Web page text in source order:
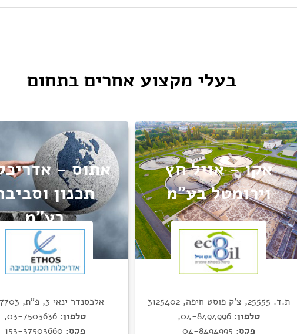
בעלי מקצוע אחרים בתחום
אקו - אויל חץ
וירומטל בע"מ
ת.ד. 25555, צ'ק פוסט חיפה, 3125402
טלפון: 04-8494996
,
פקס: 04-8494995
אתוס -
תכנון
בע"מ
אלכסנדר ינאי 3, פ"ת, 4927703
טלפון: 03-7503636
,
פקס: 153-37503660